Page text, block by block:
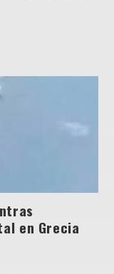
en Grecia